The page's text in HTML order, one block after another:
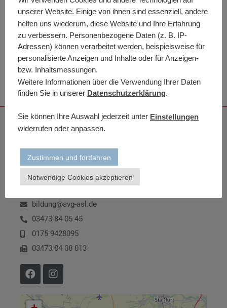
abbestellen
Auswahl bestätigen
Kontakt
Düsteres Tor 11
06449 Aschersleben
bildung@avg-asl.de
03473 84 05 45
0175 9428095
03473 84 08 013
unserer Website. Einige von ihnen sind essenziell, andere
helfen uns wiederum, diese Website und Ihre Erfahrung
zu verbessern. Personenbezogene Daten (z. B. IP-
Adressen) können verarbeitet werden, beispielsweise für
personalisierte Anzeigen und Inhalte oder für Anzeigen-
bzw. Inhaltsmessungen.
Weitere Informationen über die Verwendung Ihrer Daten
finden Sie in unserer Datenschutzerklärung.
Sie können Ihre Auswahl jederzeit unter Einstellungen
widerrufen oder anpassen.
Zustimmen und fortfahren
Notwendige Cookies akzeptieren